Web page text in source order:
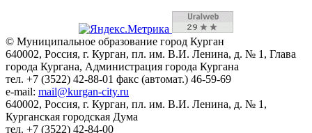
© Муниципальное образование город Курган
640002, Россия, г. Курган, пл. им. В.И. Ленина, д. № 1, Глава
города Кургана, Администрация города Кургана
тел. +7 (3522) 42-88-01 факс (автомат.) 46-59-69
e-mail: mail@kurgan-city.ru
640002, Россия, г. Курган, пл. им. В.И. Ленина, д. № 1,
Курганская городская Дума
тел. +7 (3522) 42-84-00